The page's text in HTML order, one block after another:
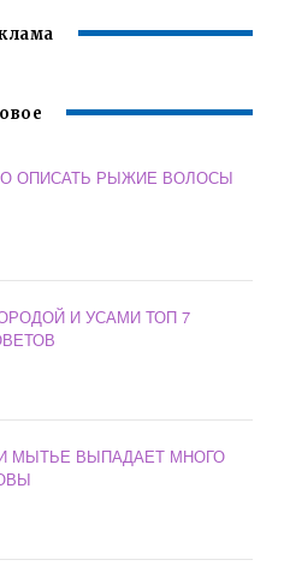
ОПИСАТЬ РЫЖИЕ ВОЛОСЫ
И УСАМИ ТОП 7
МЫТЬЕ ВЫПАДАЕТ МНОГО